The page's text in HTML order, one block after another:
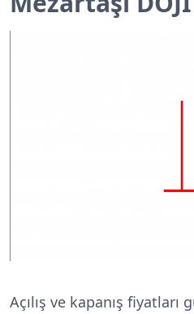
Açılış ve kapanış fiyatları